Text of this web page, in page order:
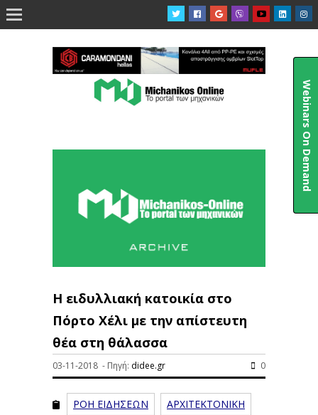

Η ειδυλλιακή κατοικία στο
Πόρτο Χέλι με την απίστευτη
θέα στη θάλασσα
03-11-2018 - Πηγή: didee.gr 0
ΡΟΗ ΕΙΔΗΣΕΩΝ ΑΡΧΙΤΕΚΤΟΝΙΚΗ
Webinars On Demand